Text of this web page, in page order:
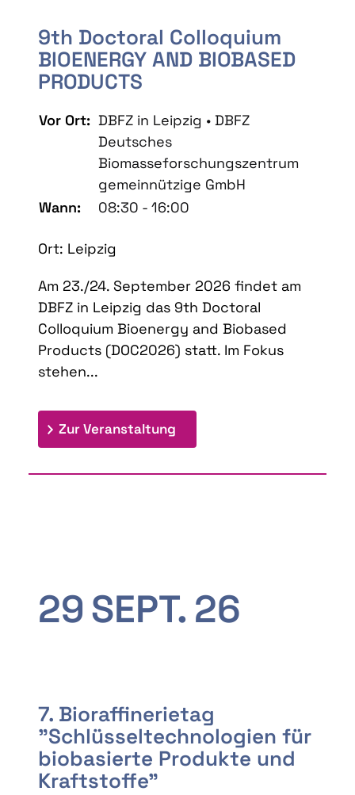
9th Doctoral Colloquium
BIOENERGY AND BIOBASED
PRODUCTS
Vor Ort: DBFZ in Leipzig • DBFZ
Deutsches
Biomasseforschungszentrum
gemeinnützige GmbH
Wann:
08:30 - 16:00
Ort: Leipzig
Am 23./24. September 2026 findet am
DBFZ in Leipzig das 9th Doctoral
Colloquium Bioenergy and Biobased
Products (DOC2026) statt. Im Fokus
stehen...
Zur Veranstaltung
29SEPT. 26
7. Bioraffinerietag
"Schlüsseltechnologien für
biobasierte Produkte und
Kraftstoffe"